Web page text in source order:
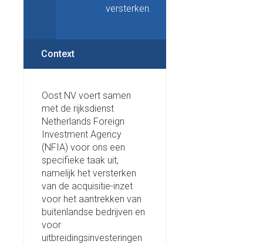
versterken.
Context
Oost NV voert samen
met de rijksdienst
Netherlands Foreign
Investment Agency
(NFIA) voor ons een
specifieke taak uit,
namelijk het versterken
van de acquisitie-inzet
voor het aantrekken van
buitenlandse bedrijven en
voor
uitbreidingsinvesteringen